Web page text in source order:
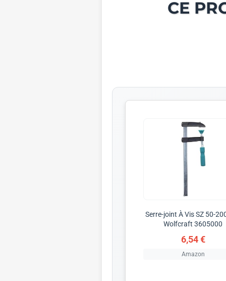
CE
Serre-joint À Vis SZ 50-
Wolfcraft 3605000
6,54 €
Amazon